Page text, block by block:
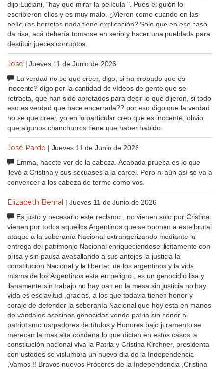
dijo Luciani, "hay que mirar la película ". Pues el guión lo
escribieron ellos y es muy malo. ¿Vieron como cuando en las
películas berretas nada tiene explicación? Solo que en ese caso
da risa, acá debería tomarse en serio y hacer una pueblada para
destituir jueces corruptos.
Jose | Jueves 11 de Junio de 2026
La verdad no se que creer, digo, si ha probado que es
inocente? digo por la cantidad de vídeos de gente que se
retracta, que han sido apretados para decir lo que dijeron, si todo
eso es verdad que hace encerrada?? por eso digo que la verdad
no se que creer, yo en lo particular creo que es inocente, obvio
que algunos chanchurros tiene que haber habido.
José Pardo | Jueves 11 de Junio de 2026
Emma, hacete ver de la cabeza. Acabada prueba es lo que
llevó a Cristina y sus secuases a la carcel. Pero ni aún así se va a
convencer a los cabeza de termo como vos.
Elizabeth Bernal | Jueves 11 de Junio de 2026
Es justo y necesario este reclamo , no vienen solo por Cristina
vienen por todos aquellos Argentinos que se oponen a este brutal
ataque a la soberanía Nacional extrangerizando mediante la
entrega del patrimonio Nacional enriqueciendose ilicitamente con
prisa y sin pausa avasallando a sus antojos la justicia la
constitución Nacional y la libertad de los argentinos y la vida
misma de los Argentinos esta en peligro , es un genocidio lisa y
llanamente sin trabajo no hay pan en la mesa sin justicia no hay
vida es esclavitud ,gracias, a los que todavia tienen honor y
coraje de defender la soberanía Nacional que hoy esta en manos
de vándalos asesinos genocidas vende patria sin honor ni
patriotismo usrpadores de títulos y Honores bajo juramento se
merecen la mas alta condena lo que dictan en estos casos la
constitución nacional viva la Patria y Cristina Kirchner, presidenta
con ustedes se vislumbra un nuevo dia de la Independencia
,Vamos !! Bravos nuevos Próceres de la Independencia ,Cristina